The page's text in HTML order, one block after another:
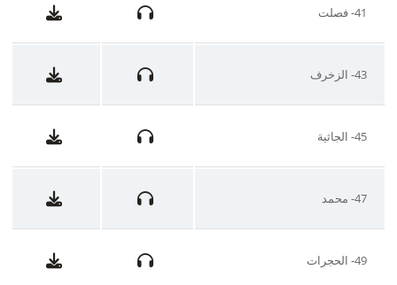
41- فصلت
43- الزخرف
45- الجاثية
47- محمد
49- الحجرات